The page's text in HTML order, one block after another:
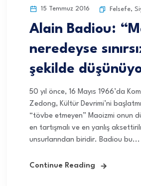
15 Temmuz 2016 Felsefe,
Alain Badiou:
neredeyse
şekilde
50 yıl önce, 16 Mayıs 1966’da
Zedong, Kültür Devrimi’ni
“tövbe etmeyen” Maoizmi onun
en tartışmalı ve en yanlış
unsurlarından biridir. Badiou bu...
Continue Reading